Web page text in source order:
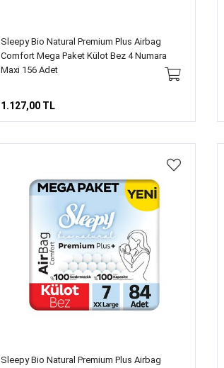
Sleepy Bio Natural Premium Plus Airbag
Comfort Mega Paket Külot Bez 4 Numara
Maxi 156 Adet
1.127,00 TL
Sleepy Bio Natural Premium Plus Airbag